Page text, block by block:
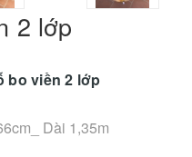
2 lớp
bo viền 2 lớp
Dài 1,35m